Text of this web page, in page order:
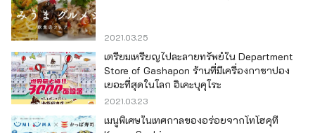
2021.03.25
เตรียมเหรียญไปละลายทรัพย์ใน Department
Store of Gashapon ร้านที่มีเครื่องกาชาปอง
เยอะที่สุดในโลก อิเคะบุคุโระ
2021.03.23
เมนูพิเศษในเทศกาลของอร่อยจากโทโฮคุที่